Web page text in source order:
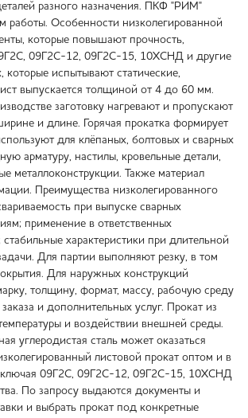
разного назначения. ПКФ "РИМ"
работы. Особенности низколегированной
которые повышают прочность,
09Г2С, 09Г2С-12, 09Г2С-15, 10ХСНД и другие
испытывают статические,
выпускается толщиной от 4 до 60 мм.
заготовку нагревают и пропускают
и длине. Горячая прокатка формирует
для клёпаных, болтовых и сварных
арматуру, настилы, кровельные детали,
металлоконструкции. Также материал
Преимущества низколегированного
при выпуске сварных
применение в ответственных
характеристики при длительной
Для партии выполняют резку, в том
Для наружных конструкций
толщину, формат, массу, рабочую среду
и дополнительных услуг. Прокат из
и воздействии внешней среды.
углеродистая сталь может оказаться
листовой прокат оптом и в
включая 09Г2С, 09Г2С-12, 09Г2С-15, 10ХСНД
По запросу выдаются документы и
и выбрать прокат под конкретные